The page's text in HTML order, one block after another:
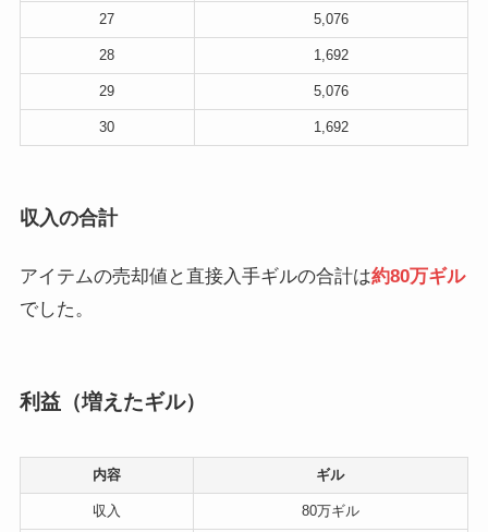
27 5,076
28 1,692
29 5,076
30 1,692
収入の合計
アイテムの売却値と直接入手ギルの合計は約80万ギル
でした。
利益（増えたギル）
内容 ギル
収入 80万ギル